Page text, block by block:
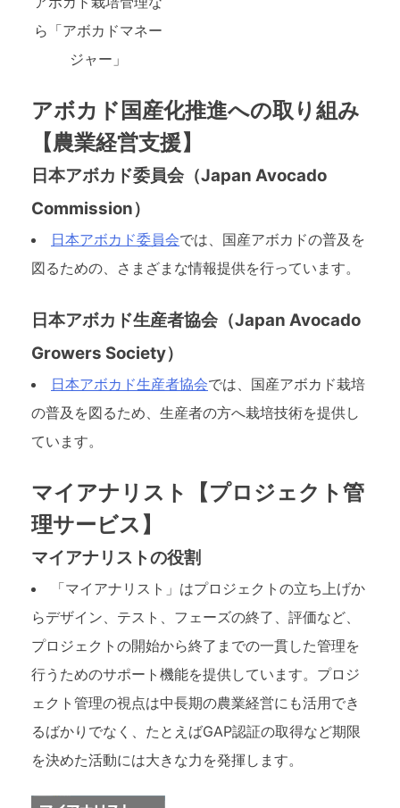
ら「アボカドマネー
ジャー」
アボカド国産化推進への取り組み
【農業経営支援】
日本アボカド委員会（Japan Avocado
Commission）
日本アボカド委員会では、国産アボカドの普及を
図るための、さまざまな情報提供を行っています。
日本アボカド生産者協会（Japan Avocado
Growers Society）
日本アボカド生産者協会では、国産アボカド栽培
の普及を図るため、生産者の方へ栽培技術を提供し
ています。
マイアナリスト【プロジェクト管
理サービス】
マイアナリストの役割
「マイアナリスト」はプロジェクトの立ち上げか
らデザイン、テスト、フェーズの終了、評価など、
プロジェクトの開始から終了までの一貫した管理を
行うためのサポート機能を提供しています。プロジ
ェクト管理の視点は中長期の農業経営にも活用でき
るばかりでなく、たとえばGAP認証の取得など期限
を決めた活動には大きな力を発揮します。